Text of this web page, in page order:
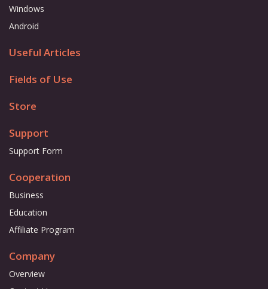
Windows
Android
Useful Articles
Fields of Use
Store
Support
Support Form
Cooperation
Business
Education
Affiliate Program
Company
Overview